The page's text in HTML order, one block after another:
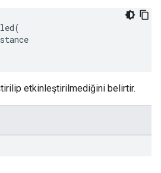
(
etkinleştirilmediğini belirtir.